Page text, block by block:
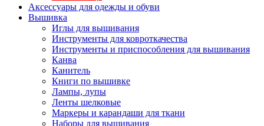
Аксессуары для одежды и обуви
Вышивка
Иглы для вышивания
Инструменты для ковроткачества
Инструменты и приспособления для вышивания
Канва
Канитель
Книги по вышивке
Лампы, лупы
Ленты шелковые
Маркеры и карандаши для ткани
Наборы для вышивания